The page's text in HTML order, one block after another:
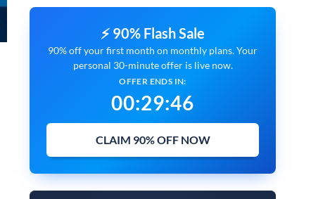
⚡ 90% Flash Sale
90% off your first month on monthly plans. Your
personal 30-minute offer is live now.
OFFER ENDS IN:
00:29:45
CLAIM 90% OFF NOW